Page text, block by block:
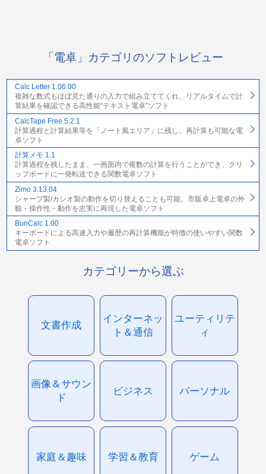
「電卓」カテゴリのソフトレビュー
Calc Letter 1.06.00
複雑な数式もほぼ見た通りの入力で組み立ててくれ、リアルタイムで計
算結果を確認できる高性能“テキスト電卓”ソフト
CalcTape Free 5.2.1
計算過程と計算結果等を「ノート風エリア」に残し、再計算も可能な電
卓ソフト
計算メモ 1.1
計算過程を残したまま、一画面内で複数の計算を行うことができ、クリ
ップボードに一発転送できる関数電卓ソフト
Zimo 3.13.04
シャープ製/カシオ製の動作を切り替えることも可能。市販卓上電卓の外
観・操作性・動作を忠実に再現した電卓ソフト
BunCalc 1.00
キーボードによる高速入力や履歴の再計算機能が特徴の使いやすい関数
電卓ソフト
カテゴリーから選ぶ
文書作成
インターネッ
ト＆通信
ユーティリテ
ィ
画像＆サウン
ド
ビジネス パーソナル
家庭＆趣味 学習＆教育 ゲーム